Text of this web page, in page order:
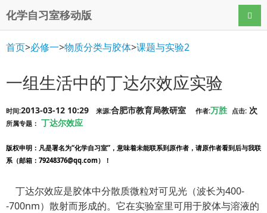
化学自习室移动版 导航
首页>必修一>物质分类与胶体>课题与实验2
一组生活中的丁达尔效应实验
时间:2013-03-12 10:29 来源:合肥市教育局教研室 作者:万胜 点击: 次
所属专题： 丁达尔效应
版权申明 ：凡是署名为“化学自习室”，意味着未能联系到原作者，请原作者看到后与我联
系（邮箱：79248376@qq.com）！
丁达尔效应是胶体中分散质微粒对可见光（波长为400-
-700nm）散射而形成的。它在实验室里可用于胶体与溶液的